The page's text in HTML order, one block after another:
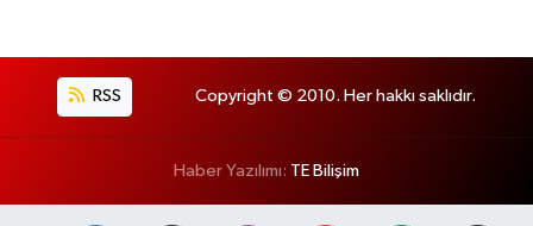
RSS Copyright © 2010. Her hakkı saklıdır.
Haber Yazılımı: TE Bilişim